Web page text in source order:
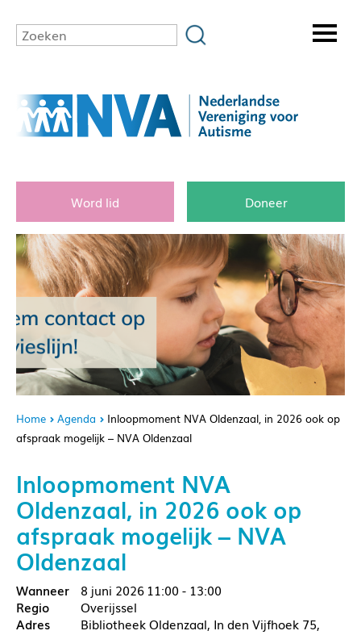
Word lid Doneer
Home Agenda
Inloopmoment NVA Oldenzaal, in 2026 ook op
afspraak mogelijk – NVA Oldenzaal
Inloopmoment NVA
Oldenzaal, in 2026 ook op
afspraak mogelijk – NVA
Oldenzaal
8 juni 2026 11:00 - 13:00
Overijssel
Bibliotheek Oldenzaal, In den Vijfhoek 75,